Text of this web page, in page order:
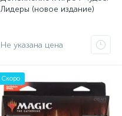
Лидеры (новое издание)
Не указана цена
Скоро